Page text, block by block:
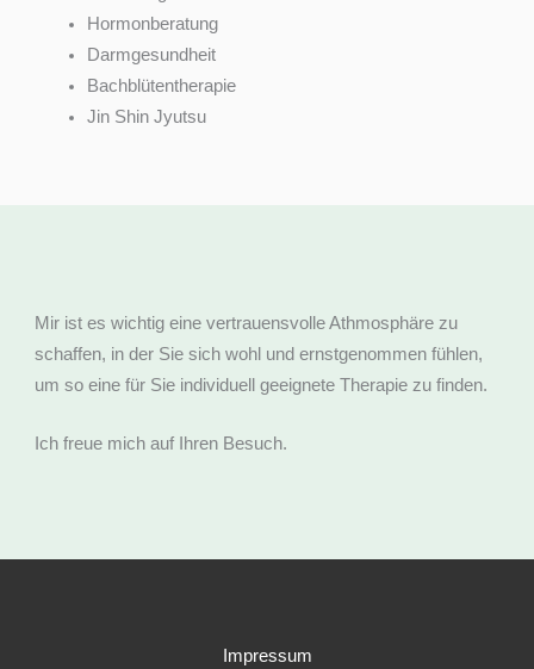
Hormonberatung
Darmgesundheit
Bachblütentherapie
Jin Shin Jyutsu
Mir ist es wichtig eine vertrauensvolle Athmosphäre zu
schaffen, in der Sie sich wohl und ernstgenommen fühlen,
um so eine für Sie individuell geeignete Therapie zu finden.
Ich freue mich auf Ihren Besuch.
Impressum